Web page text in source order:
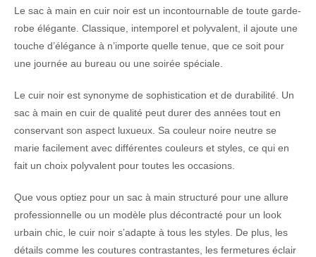
Le sac à main en cuir noir est un incontournable de toute garde-
robe élégante. Classique, intemporel et polyvalent, il ajoute une
touche d’élégance à n’importe quelle tenue, que ce soit pour
une journée au bureau ou une soirée spéciale.
Le cuir noir est synonyme de sophistication et de durabilité. Un
sac à main en cuir de qualité peut durer des années tout en
conservant son aspect luxueux. Sa couleur noire neutre se
marie facilement avec différentes couleurs et styles, ce qui en
fait un choix polyvalent pour toutes les occasions.
Que vous optiez pour un sac à main structuré pour une allure
professionnelle ou un modèle plus décontracté pour un look
urbain chic, le cuir noir s’adapte à tous les styles. De plus, les
détails comme les coutures contrastantes, les fermetures éclair